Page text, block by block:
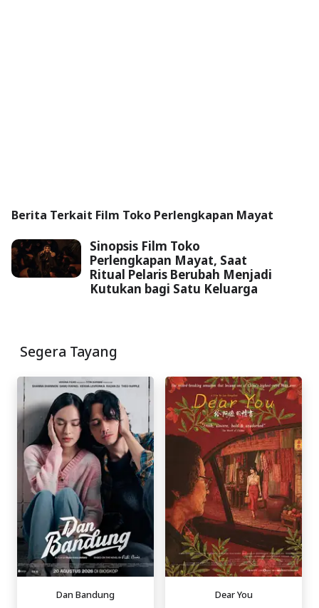
Berita Terkait Film Toko Perlengkapan Mayat
Sinopsis Film Toko
Perlengkapan Mayat, Saat
Ritual Pelaris Berubah Menjadi
Kutukan bagi Satu Keluarga
Segera Tayang
Dan Bandung Dear You